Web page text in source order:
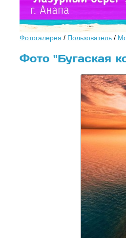
Фотогалерея / Пользователь/
Фото "Бугаская